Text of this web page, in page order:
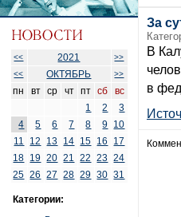
<< 2021
>>
<<
ОКТЯБРЬ >>
пн вт ср чт пт сб
вс
1
2
3
4
5 6 7 8 9 10
11
12 13 14 15 16
17
18 19 20 21 22 23 24
25 26 27 28 29 30 31
Категории:
За
В
в